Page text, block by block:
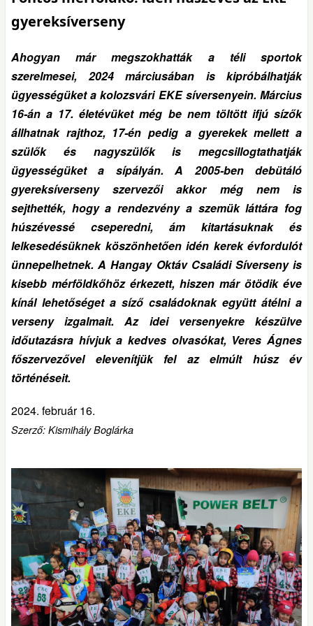
gyereksíverseny
Ahogyan már megszokhatták a téli sportok
szerelmesei, 2024 márciusában is kipróbálhatják
ügyességüket a kolozsvári EKE síversenyein. Március
16-án a 17. életévüket még be nem töltött ifjú sízők
állhatnak rajthoz, 17-én pedig a gyerekek mellett a
szülők és nagyszülők is megcsillogtathatják
ügyességüket a sípályán. A 2005-ben debütáló
gyereksíverseny szervezői akkor még nem is
sejthették, hogy a rendezvény a szemük láttára fog
húszévessé cseperedni, ám kitartásuknak és
lelkesedésüknek köszönhetően idén kerek évfordulót
ünnepelhetnek. A Hangay Oktáv Családi Síverseny is
kisebb mérföldkőhöz érkezett, hiszen már ötödik éve
kínál lehetőséget a síző családoknak együtt átélni a
verseny izgalmait. Az idei versenyekre készülve
időutazásra hívjuk a kedves olvasókat, Veres Ágnes
főszervezővel elevenítjük fel az elmúlt húsz év
történéseit.
2024. február 16.
Szerző: Kismihály Boglárka